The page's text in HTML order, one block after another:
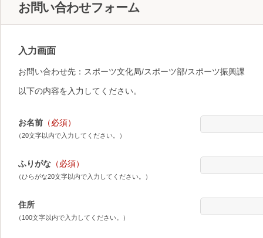
お問い合わせフォーム
入力画面
お問い合わせ先：スポーツ文化局/スポーツ部/スポーツ振興課
以下の内容を入力してください。
お名前 （必須）
（20文字以内で入力してください。）
ふりがな （必須）
（ひらがな20文字以内で入力してください。）
住所
（100文字以内で入力してください。）